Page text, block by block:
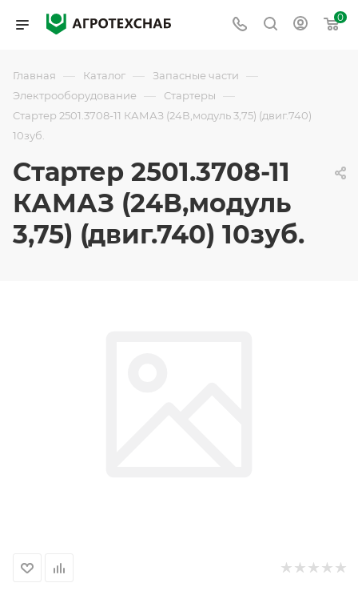
0
Главная — Каталог — Запасные части —
Электрооборудование — Стартеры —
Стартер 2501.3708-11 КАМАЗ (24В,модуль 3,75) (двиг.740)
10зуб.
Стартер 2501.3708-11
КАМАЗ (24В,модуль
3,75) (двиг.740) 10зуб.